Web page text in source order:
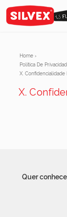
Home ›
Política De
X.
X.
Quer